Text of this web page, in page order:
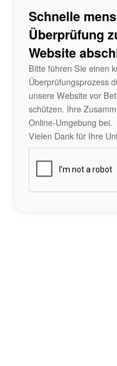
Schnelle
Überprüfung
Website
Bitte führen Sie einen
Überprüfungsprozess
unsere Website vor
schützen. Ihre
Online-Umgebung bei.
Vielen Dank für Ihre